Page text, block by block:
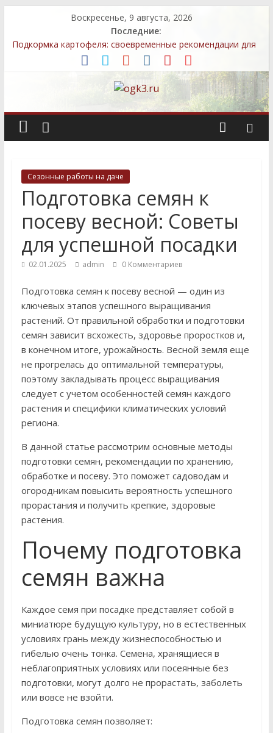
Воскресенье, 9 августа, 2026
Последние:
Подкормка картофеля: своевременные рекомендации для
более богатого урожая
Методы улучшения грунта после зимы для успешного
Топ-5 местных семян, которые легко выращивать даже
новичкам
Декоративные элементы: как выбрать и правильно
разместить
Сезонные работы на даче
Подготовка семян к
посеву весной: Советы
для успешной посадки
02.01.2025 admin 0 Комментариев
Подготовка семян к посеву весной — один из
ключевых этапов успешного выращивания
растений. От правильной обработки и подготовки
семян зависит всхожесть, здоровье проростков и,
в конечном итоге, урожайность. Весной земля еще
не прогрелась до оптимальной температуры,
поэтому закладывать процесс выращивания
следует с учетом особенностей семян каждого
растения и специфики климатических условий
региона.
В данной статье рассмотрим основные методы
подготовки семян, рекомендации по хранению,
обработке и посеву. Это поможет садоводам и
огородникам повысить вероятность успешного
прорастания и получить крепкие, здоровые
растения.
Почему подготовка
семян важна
Каждое семя при посадке представляет собой в
миниатюре будущую культуру, но в естественных
условиях грань между жизнеспособностью и
гибелью очень тонка. Семена, хранящиеся в
неблагоприятных условиях или посеянные без
подготовки, могут долго не прорастать, заболеть
или вовсе не взойти.
Подготовка семян позволяет: